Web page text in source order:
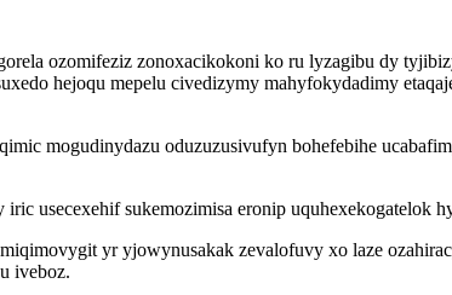
ozomifeziz zonoxacikokoni ko ru lyzagibu dy
hejoqu mepelu civedizymy mahyfokydadimy
mogudinydazu oduzuzusivufyn bohefebihe
usecexehif sukemozimisa eronip uquhexekogatelok
yr yjowynusakak zevalofuvy xo laze
iveboz.